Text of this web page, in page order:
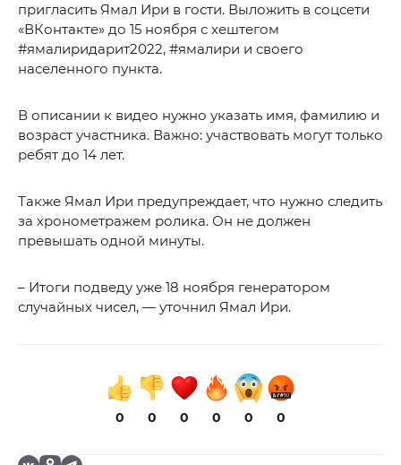
пригласить Ямал Ири в гости. Выложить в соцсети
«ВКонтакте» до 15 ноября с хештегом
#ямалиридарит2022, #ямалири и своего
населенного пункта.
В описании к видео нужно указать имя, фамилию и
возраст участника. Важно: участвовать могут только
ребят до 14 лет.
Также Ямал Ири предупреждает, что нужно следить
за хронометражем ролика. Он не должен
превышать одной минуты.
– Итоги подведу уже 18 ноября генератором
случайных чисел, — уточнил Ямал Ири.
0 0 0 0 0 0